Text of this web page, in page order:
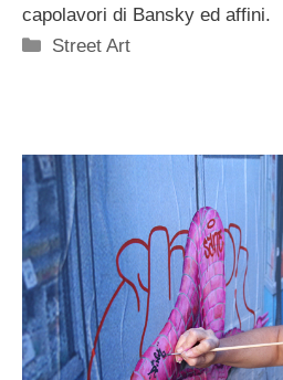
capolavori di Bansky ed affini.
Categorie
Street Art